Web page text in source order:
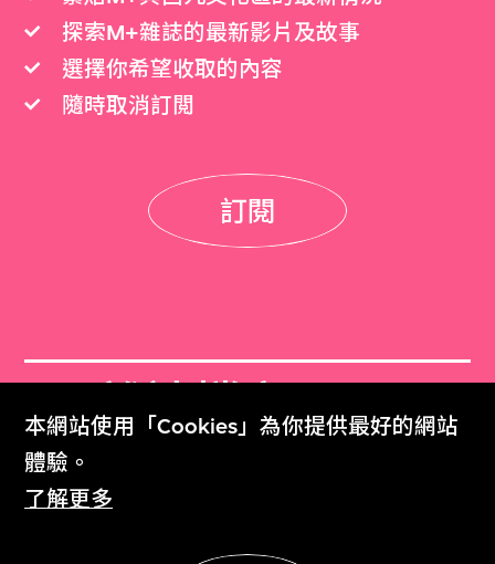
本網站使用「Cookies」為你提供最好的網站
體驗。
了解更多
探索M+雜誌的最新影片及故事
選擇你希望收取的內容
隨時取消訂閲
訂閱
M+雜誌檔案
M+ Magazine Archive
M+藏品